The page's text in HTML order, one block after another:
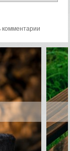
комментарии